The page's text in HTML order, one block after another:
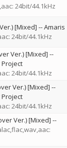
24bit/44.1kHz
[Mixed] --Amaris
24bit/44.1kHz
Ver.) [Mixed] --
24bit/44.1kHz
Ver.) [Mixed] --
24bit/44.1kHz
Ver.) [Mixed] --